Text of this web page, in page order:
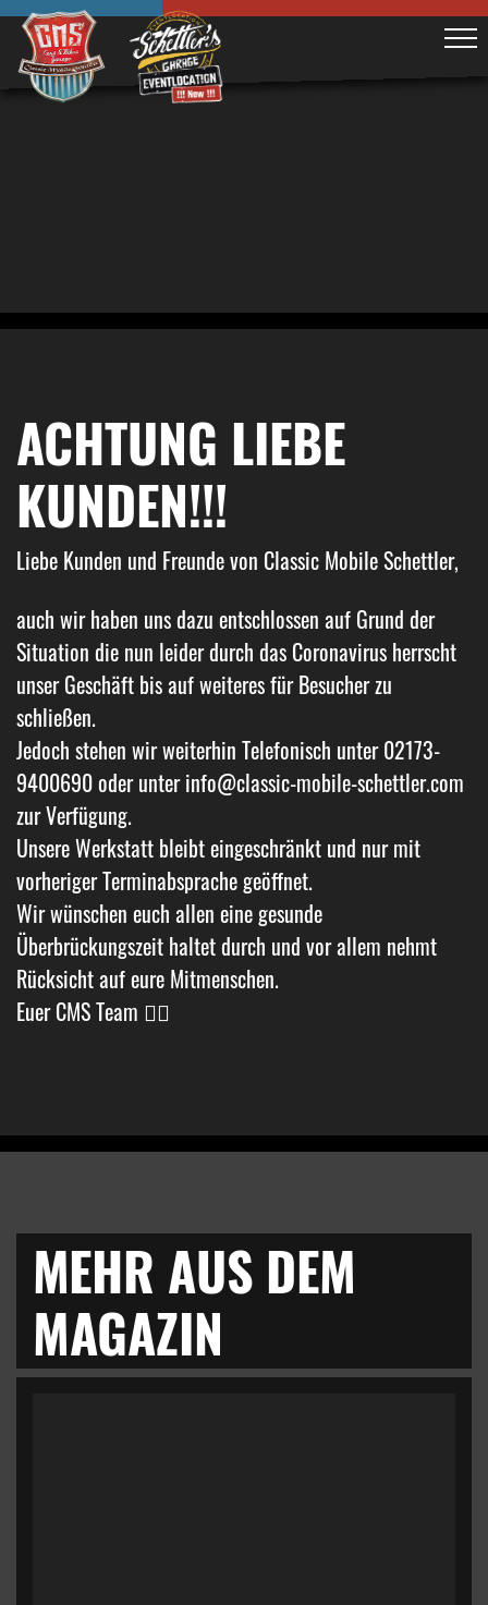
ACHTUNG LIEBE
KUNDEN!!!
Liebe Kunden und Freunde von Classic Mobile Schettler,
auch wir haben uns dazu entschlossen auf Grund der
Situation die nun leider durch das Coronavirus herrscht
unser Geschäft bis auf weiteres für Besucher zu
schließen.
Jedoch stehen wir weiterhin Telefonisch unter 02173-
9400690 oder unter info@classic-mobile-schettler.com
zur Verfügung.
Unsere Werkstatt bleibt eingeschränkt und nur mit
vorheriger Terminabsprache geöffnet.
Wir wünschen euch allen eine gesunde
Überbrückungszeit haltet durch und vor allem nehmt
Rücksicht auf eure Mitmenschen.
Euer CMS Team ✊🏼
MEHR AUS DEM
MAGAZIN